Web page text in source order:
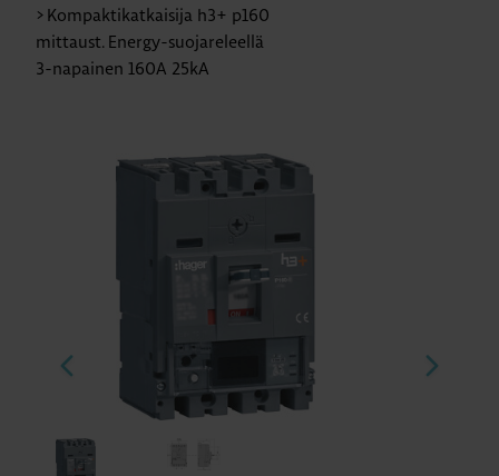
> Kompaktikatkaisija h3+ p160
mittaust. Energy-suojareleellä
3-napainen 160A 25kA